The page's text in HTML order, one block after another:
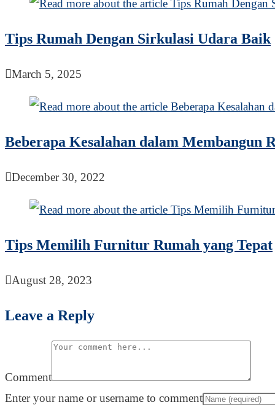
Tips Rumah Dengan Sirkulasi Udara Baik
March 5, 2025
Beberapa Kesalahan dalam Membangun
December 30, 2022
Tips Memilih Furnitur Rumah yang Tepat
August 28, 2023
Leave a Reply
Comment
Enter your name or username to comment